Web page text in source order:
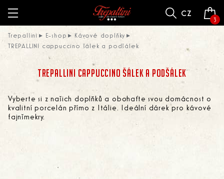
cz
3
Trepallini E-shop
Kávové doplňky
TREPALLINI cappuccino šálek a podšálek
TREPALLINI CAPPUCCINO ŠÁLEK A PODŠÁLEK
Vyberte si z našich doplňků a obohaťte svou domácnost o
kvalitní porcelán přímo z Itálie. Ideální dárek pro kávové
fajnšmekry.